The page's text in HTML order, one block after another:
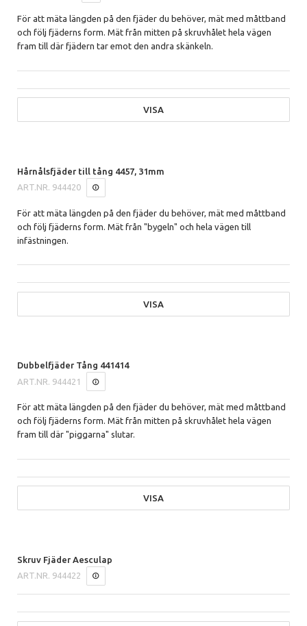
För att mäta längden på den fjäder du behöver, mät med måttband
och följ fjäderns form. Mät från mitten på skruvhålet hela vägen
fram till där fjädern tar emot den andra skänkeln.
VISA
Hårnålsfjäder till tång 4457, 31mm
ART.NR. 944420
För att mäta längden på den fjäder du behöver, mät med måttband
och följ fjäderns form. Mät från "bygeln" och hela vägen till
infästningen.
VISA
Dubbelfjäder Tång 441414
ART.NR. 944421
För att mäta längden på den fjäder du behöver, mät med måttband
och följ fjäderns form. Mät från mitten på skruvhålet hela vägen
fram till där "piggarna" slutar.
VISA
Skruv Fjäder Aesculap
ART.NR. 944422